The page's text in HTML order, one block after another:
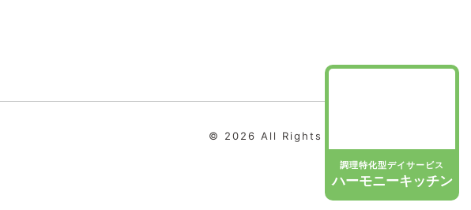
調理特化型デイサービス
ハーモニーキッチン
© 2026 All Rights Reserved.